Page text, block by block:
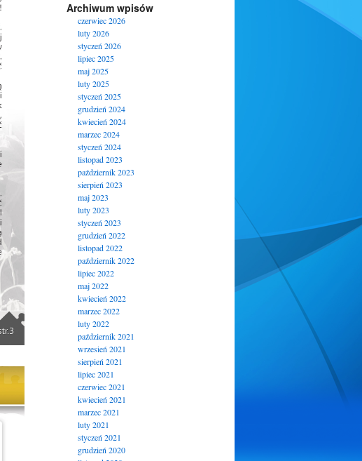
Archiwum wpisów
czerwiec 2026
luty 2026
styczeń 2026
lipiec 2025
maj 2025
luty 2025
styczeń 2025
grudzień 2024
kwiecień 2024
marzec 2024
styczeń 2024
listopad 2023
październik 2023
sierpień 2023
maj 2023
luty 2023
styczeń 2023
grudzień 2022
listopad 2022
październik 2022
lipiec 2022
maj 2022
kwiecień 2022
marzec 2022
luty 2022
październik 2021
wrzesień 2021
sierpień 2021
lipiec 2021
czerwiec 2021
kwiecień 2021
marzec 2021
luty 2021
styczeń 2021
grudzień 2020